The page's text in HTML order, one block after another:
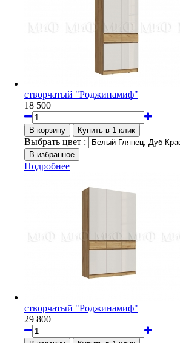
створчатый "Роджинамиф"
18 500
Выбрать цвет :
Подробнее
створчатый "Роджинамиф"
29 800